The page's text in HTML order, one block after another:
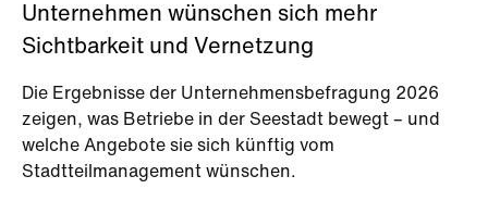
Unternehmen wünschen sich mehr
Sichtbarkeit und Vernetzung
Die Ergebnisse der Unternehmensbefragung 2026
zeigen, was Betriebe in der Seestadt bewegt – und
welche Angebote sie sich künftig vom
Stadtteilmanagement wünschen.